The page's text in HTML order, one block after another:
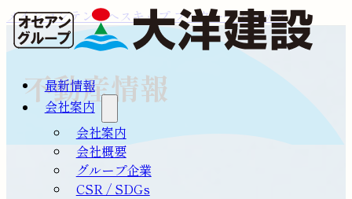
メインコンテンツへスキップフッターへスキップ
最新情報
会社案内
会社案内
会社概要
グループ企業
CSR / SDGs
不動産情報